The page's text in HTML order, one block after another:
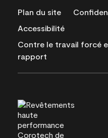
Plan du site
Accessibilité
Contre le travail forcé
rapport